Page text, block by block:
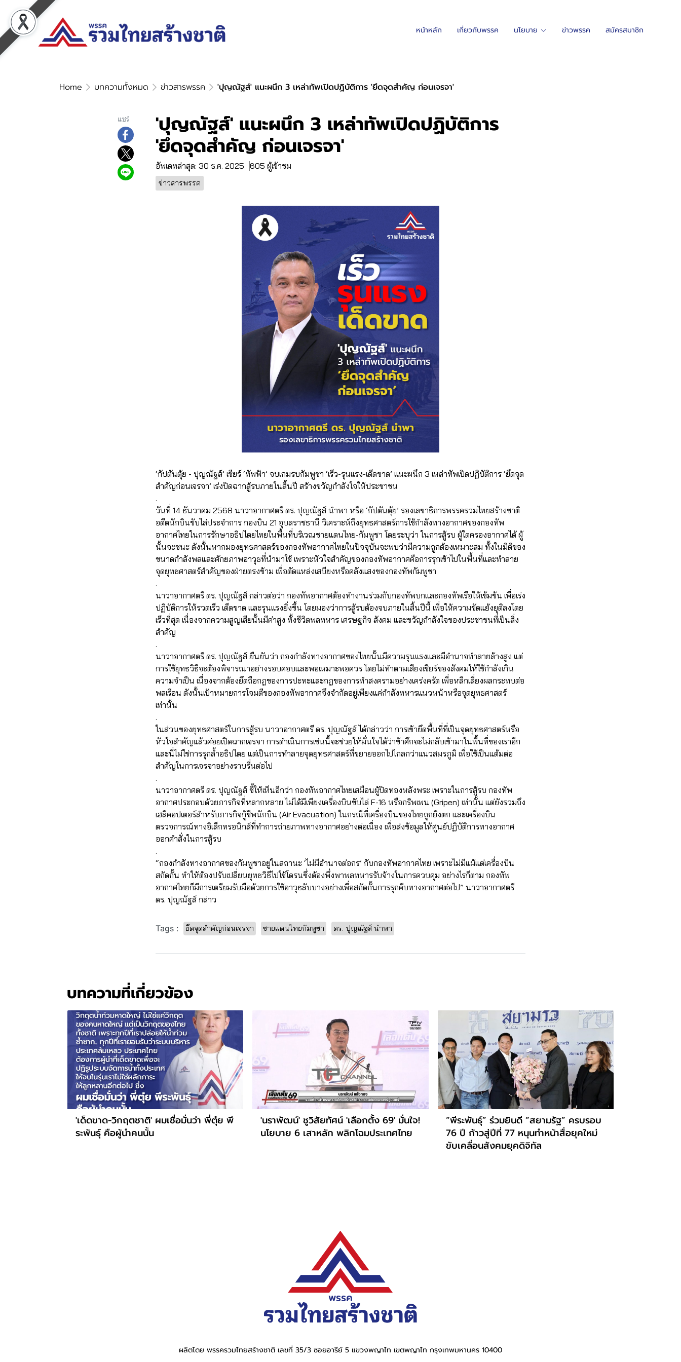
หน้าหลัก เกี่ยวกับพรรค นโยบาย ข่าวพรรค สมัครสมาชิก
Home บทความทั้งหมด ข่าวสารพรรค 'ปุญณัฐส์' แนะผนึก 3 เหล่าทัพเปิดปฏิบัติการ 'ยึดจุดสำคัญ ก่อนเจรจา'
แชร์ 'ปุญณัฐส์' แนะผนึก 3 เหล่าทัพเปิดปฏิบัติการ
'ยึดจุดสำคัญ ก่อนเจรจา'
อัพเดทล่าสุด: 30 ธ.ค. 2025 605 ผู้เข้าชม
ข่าวสารพรรค
‘กัปตันตุ้ย - ปุญณัฐส์’ เชียร์ ‘ทัพฟ้า’ จบเกมรบกัมพูชา ‘เร็ว-รุนแรง-เด็ดขาด’ แนะผนึก 3 เหล่าทัพเปิดปฏิบัติการ ‘ยึดจุด
สำคัญก่อนเจรจา’ เร่งปิดฉากสู้รบภายในสิ้นปี สร้างขวัญกำลังใจให้ประชาชน
.
วันที่ 14 ธันวาคม 2568 นาวาอากาศตรี ดร. ปุญณัฐส์ นำพา หรือ ‘กัปตันตุ้ย’ รองเลขาธิการพรรครวมไทยสร้างชาติ
อดีตนักบินขับไล่ประจำการ กองบิน 21 อุบลราชธานี วิเคราะห์ถึงยุทธศาสตร์การใช้กำลังทางอากาศของกองทัพ
อากาศไทยในการรักษาอธิปไตยไทยในพื้นที่บริเวณชายแดนไทย-กัมพูชา โดยระบุว่า ในการสู้รบ ผู้ใดครองอากาศได้ ผู้
นั้นจะชนะ ดังนั้นหากมองยุทธศาสตร์ของกองทัพอากาศไทยในปัจจุบันจะพบว่ามีความถูกต้องเหมาะสม ทั้งในมิติของ
ขนาดกำลังพลและศักยภาพอาวุธที่นำมาใช้ เพราะหัวใจสำคัญของกองทัพอากาศคือการรุกเข้าไปในพื้นที่และทำลาย
จุดยุทธศาสตร์สำคัญของฝ่ายตรงข้าม เพื่อตัดแหล่งเสบียงหรือคลังแสงของกองทัพกัมพูชา
.
นาวาอากาศตรี ดร. ปุญณัฐส์ กล่าวต่อว่า กองทัพอากาศต้องทำงานร่วมกับกองทัพบกและกองทัพเรือให้เข้มข้น เพื่อเร่ง
ปฏิบัติการให้รวดเร็ว เด็ดขาด และรุนแรงยิ่งขึ้น โดยมองว่าการสู้รบต้องจบภายในสิ้นปีนี้ เพื่อให้ความขัดแย้งยุติลงโดย
เร็วที่สุด เนื่องจากความสูญเสียนั้นมีค่าสูง ทั้งชีวิตพลทหาร เศรษฐกิจ สังคม และขวัญกำลังใจของประชาชนที่เป็นสิ่ง
สำคัญ
.
นาวาอากาศตรี ดร. ปุญณัฐส์ ยืนยันว่า กองกำลังทางอากาศของไทยนั้นมีความรุนแรงและมีอำนาจทำลายล้างสูง แต่
การใช้ยุทธวิธีจะต้องพิจารณาอย่างรอบคอบและพอเหมาะพอควร โดยไม่ทำตามเสียงเชียร์ของสังคมให้ใช้กำลังเกิน
ความจำเป็น เนื่องจากต้องยึดถือกฎของการปะทะและกฎของการทำสงครามอย่างเคร่งครัด เพื่อหลีกเลี่ยงผลกระทบต่อ
พลเรือน ดังนั้นเป้าหมายการโจมตีของกองทัพอากาศจึงจำกัดอยู่เพียงแค่กำลังทหารแนวหน้าหรือจุดยุทธศาสตร์
เท่านั้น
.
ในส่วนของยุทธศาสตร์ในการสู้รบ นาวาอากาศตรี ดร. ปุญณัฐส์ ได้กล่าวว่า การเข้ายึดพื้นที่ที่เป็นจุดยุทธศาสตร์หรือ
หัวใจสำคัญแล้วค่อยเปิดฉากเจรจา การดำเนินการเช่นนี้จะช่วยให้มั่นใจได้ว่าข้าศึกจะไม่กลับเข้ามาในพื้นที่ของเราอีก
และนี่ไม่ใช่การรุกล้ำอธิปไตย แต่เป็นการทำลายจุดยุทธศาสตร์ที่ขยายออกไปไกลกว่าแนวสมรภูมิ เพื่อใช้เป็นแต้มต่อ
สำคัญในการเจรจาอย่างราบรื่นต่อไป
.
นาวาอากาศตรี ดร. ปุญณัฐส์ ชี้ให้เห็นอีกว่า กองทัพอากาศไทยเสมือนผู้ปิดทองหลังพระ เพราะในการสู้รบ กองทัพ
อากาศประกอบด้วยภารกิจที่หลากหลาย ไม่ได้มีเพียงเครื่องบินขับไล่ F-16 หรือกริพเพน (Gripen) เท่านั้น แต่ยังรวมถึง
เฮลิคอปเตอร์สำหรับภารกิจกู้ชีพนักบิน (Air Evacuation) ในกรณีที่เครื่องบินของไทยถูกยิงตก และเครื่องบิน
ตรวจการณ์ทางอิเล็กทรอนิกส์ที่ทำการถ่ายภาพทางอากาศอย่างต่อเนื่อง เพื่อส่งข้อมูลให้ศูนย์ปฏิบัติการทางอากาศ
ออกคำสั่งในการสู้รบ
.
“กองกำลังทางอากาศของกัมพูชาอยู่ในสถานะ ‘ไม่มีอำนาจต่อกร’ กับกองทัพอากาศไทย เพราะไม่มีแม้แต่เครื่องบิน
สกัดกั้น ทำให้ต้องปรับเปลี่ยนยุทธวิธีไปใช้โดรนซึ่งต้องพึ่งพาพลทหารรับจ้างในการควบคุม อย่างไรก็ตาม กองทัพ
อากาศไทยก็มีการเตรียมรับมือด้วยการใช้อาวุธลับบางอย่างเพื่อสกัดกั้นการรุกคืบทางอากาศต่อไป” นาวาอากาศตรี
ดร. ปุญณัฐส์ กล่าว
Tags : ยึดจุดสำคัญก่อนเจรจา ชายแดนไทยกัมพูชา ดร. ปุญณัฐส์ นำพา
บทความที่เกี่ยวข้อง
'เด็ดขาด-วิกฤตชาติ' ผมเชื่อมั่นว่า พี่ตุ๋ย พี
ระพันธุ์ คือผู้นำคนนั้น
'นราพัฒน์' ชูวิสัยทัศน์ 'เลือกตั้ง 69' มั่นใจ!
นโยบาย 6 เสาหลัก พลิกโฉมประเทศไทย
“พีระพันธุ์” ร่วมยินดี “สยามรัฐ” ครบรอบ
76 ปี ก้าวสู่ปีที่ 77 หนุนทำหน้าสื่อยุคใหม่
ขับเคลื่อนสังคมยุคดิจิทัล
ผลิตโดย พรรครวมไทยสร้างชาติ เลขที่ 35/3 ซอยอารีย์ 5 แขวงพญาไท เขตพญาไท กรุงเทพมหานคร 10400